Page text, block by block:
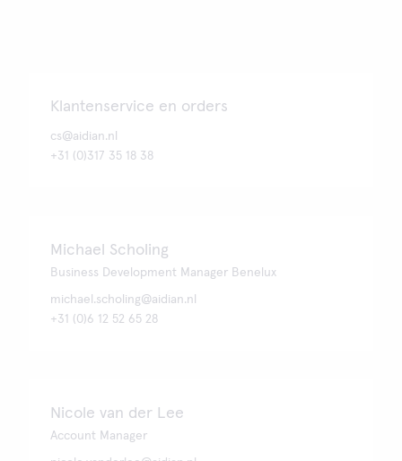
Klantenservice en orders
cs@aidian.nl
+31 (0)317 35 18 38
Michael Scholing
Business Development Manager Benelux
michael.scholing@aidian.nl
+31 (0)6 12 52 65 28
Nicole van der Lee
Account Manager